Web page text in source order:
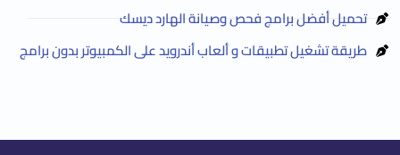
تحميل أفضل برامج فحص وصيانة الهارد ديسك
طريقة تشغيل تطبيقات و ألعاب أندرويد على الكمبيوتر بدون برامج